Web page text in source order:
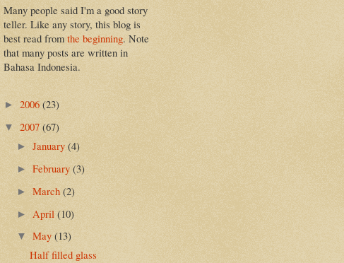
Many people said I'm a good story
teller. Like any story, this blog is
best read from the beginning. Note
that many posts are written in
Bahasa Indonesia.
► 2006 (23)
▼ 2007 (67)
► January (4)
► February (3)
► March (2)
► April (10)
▼ May (13)
Half filled glass